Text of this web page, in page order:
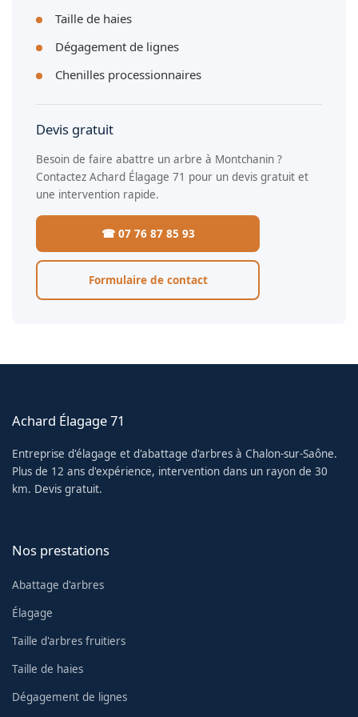
Taille de haies
Dégagement de lignes
Chenilles processionnaires
Devis gratuit
Besoin de faire abattre un arbre à Montchanin ?
Contactez Achard Élagage 71 pour un devis gratuit et
une intervention rapide.
☎ 07 76 87 85 93
Formulaire de contact
Achard Élagage 71
Entreprise d'élagage et d'abattage d'arbres à Chalon-sur-Saône.
Plus de 12 ans d'expérience, intervention dans un rayon de 30
km. Devis gratuit.
Nos prestations
Abattage d'arbres
Élagage
Taille d'arbres fruitiers
Taille de haies
Dégagement de lignes